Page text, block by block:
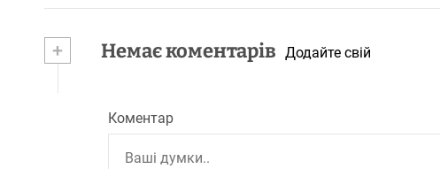
+ Немає коментарів Додайте свій
Коментар